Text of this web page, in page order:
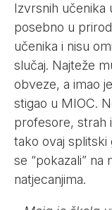
Izvrsnih učenika
posebno u
učenika i nisu
slučaj. Najteže
obveze, a imao
stigao u MIOC.
profesore, strah
tako ovaj splitski
se “pokazali” na
natjecanjima.